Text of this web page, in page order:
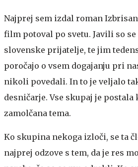
Najprej sem izdal roman
film potoval po svetu. Javili so
slovenske prijatelje, te jim
poročajo o vsem dogajanju pri
nikoli povedali. In to je veljalo
desničarje. Vse skupaj je
zamolčana tema.
Ko skupina nekoga izloči, se ta
najprej odzove s tem, da je res